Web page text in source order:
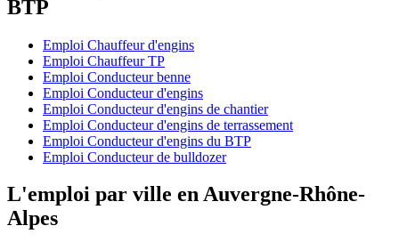
BTP
Emploi Chauffeur d'engins
Emploi Chauffeur TP
Emploi Conducteur benne
Emploi Conducteur d'engins
Emploi Conducteur d'engins de chantier
Emploi Conducteur d'engins de terrassement
Emploi Conducteur d'engins du BTP
Emploi Conducteur de bulldozer
L'emploi par ville en Auvergne-Rhône-
Alpes